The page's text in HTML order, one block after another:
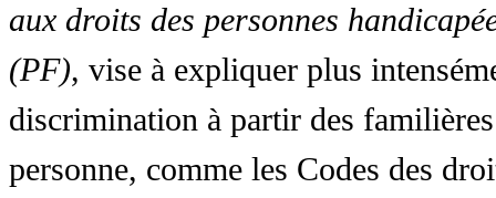
aux droits des personnes
(PF), vise à expliquer plus
discrimination à partir des
personne, comme les Codes des